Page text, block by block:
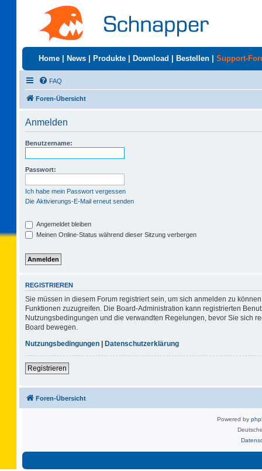
Home News Produkte Download Bestellen Support-
FAQ
Foren-Übersicht
Anmelden
Benutzername:
Passwort:
Ich habe mein Passwort vergessen
Die Aktivierungs-E-Mail erneut senden
Angemeldet bleiben
Meinen Online-Status während dieser Sitzung verbergen
REGISTRIEREN
Sie müssen in diesem Forum registriert sein, um sich anmelden zu
Funktionen zuzugreifen. Die Board-Administration kann registrierten
Nutzungsbedingungen und die verwandten Regelungen, bevor Sie sich
Board bewegen.
Nutzungsbedingungen | Datenschutzerklärung
Registrieren
Foren-Übersicht
Powered by